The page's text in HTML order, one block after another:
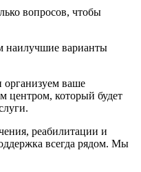
вопросов, чтобы
наилучшие варианты
организуем ваше
центром, который будет
реабилитации и
всегда рядом. Мы